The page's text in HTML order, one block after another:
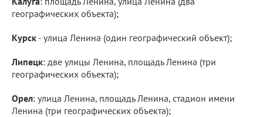
географических объекта);
Курск - улица Ленина (один географический объект);
Липецк: две улицы Ленина, площадь Ленина (три
географических объекта);
Орел: улица Ленина, площадь Ленина, стадион имени
Ленина (три географических объекта);